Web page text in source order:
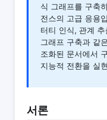
식 그래프를 구축
전스의 고급 응용
터티 인식, 관계
그래프 구축과 같
조화된 문서에서
지능적 전환을 실
서론